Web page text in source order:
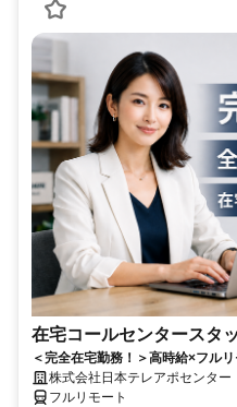
在宅コールセンタースタ
＜完全在宅勤務！＞高時給×フル
株式会社日本テレアポセンター
フルリモート